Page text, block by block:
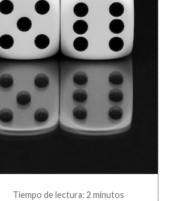
Tiempo de lectura: 2 minutos